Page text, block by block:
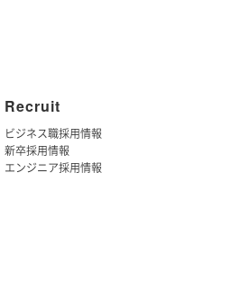
Recruit
ビジネス職採用情報
新卒採用情報
エンジニア採用情報